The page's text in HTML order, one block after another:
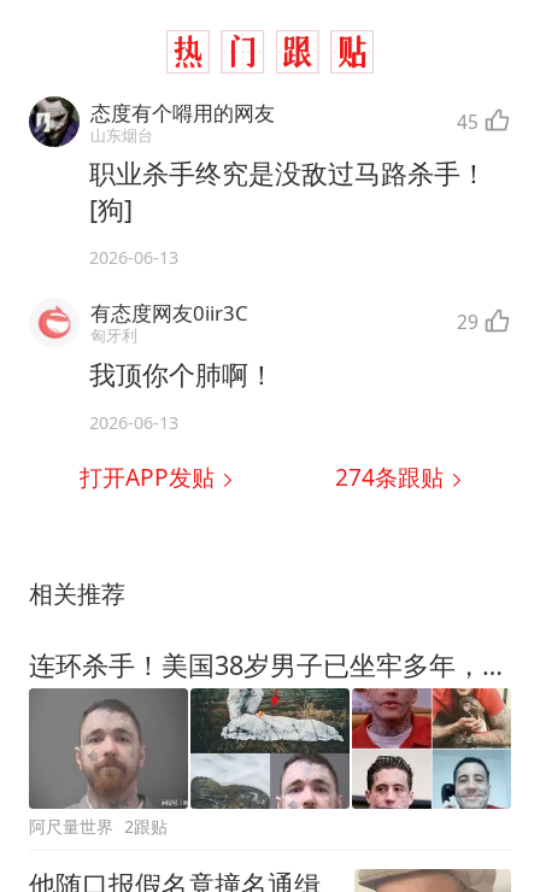
态度有个嘚用的网友
山东烟台 45
职业杀手终究是没敌过马路杀手！
[狗]
2026-06-13
有态度网友0iir3C
匈牙利 29
我顶你个肺啊！
2026-06-13
打开APP发贴 274条跟贴
相关推荐
连环杀手！美国38岁男子已坐牢多年，警方发现他身上还有更多命案
阿尺量世界 2跟贴
他随口报假名竟撞名通缉